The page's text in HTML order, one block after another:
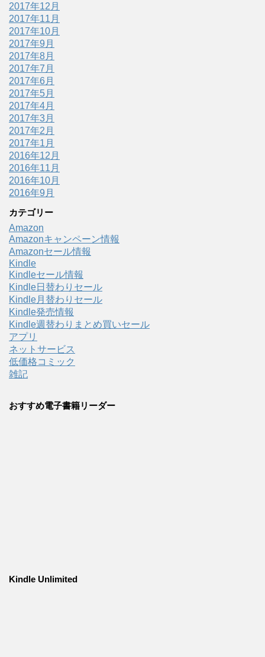
2017年12月
2017年11月
2017年10月
2017年9月
2017年8月
2017年7月
2017年6月
2017年5月
2017年4月
2017年3月
2017年2月
2017年1月
2016年12月
2016年11月
2016年10月
2016年9月
カテゴリー
Amazon
Amazonキャンペーン情報
Amazonセール情報
Kindle
Kindleセール情報
Kindle日替わりセール
Kindle月替わりセール
Kindle発売情報
Kindle週替わりまとめ買いセール
アプリ
ネットサービス
低価格コミック
雑記
おすすめ電子書籍リーダー
Kindle Unlimited